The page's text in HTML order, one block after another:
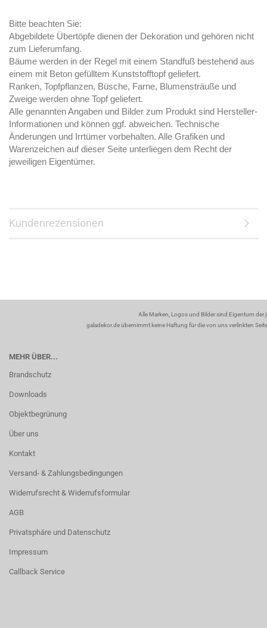
Bitte beachten Sie:
Abgebildete Übertöpfe dienen der Dekoration und gehören nicht
zum Lieferumfang.
Bäume werden in der Regel mit einem Standfuß bestehend aus
einem mit Beton gefülltem Kunststofftopf geliefert.
Ranken, Topfpflanzen, Büsche, Farne, Blumensträuße und
Zweige werden ohne Topf geliefert.
Alle genannten Angaben und Bilder zum Produkt sind Hersteller-
Informationen und können ggf. abweichen. Technische
Änderungen und Irrtümer vorbehalten. Alle Grafiken und
Warenzeichen auf dieser Seite unterliegen dem Recht der
jeweiligen Eigentümer.
Kundenrezensionen
Alle Marken, Logos und Bilder sind Eigentum
galadekor.de übernimmt keine Haftung für die von uns verlinkten
MEHR ÜBER...
Brandschutz
Downloads
Objektbegrünung
Über uns
Kontakt
Versand- & Zahlungsbedingungen
Widerrufsrecht & Widerrufsformular
AGB
Privatsphäre und Datenschutz
Impressum
Callback Service